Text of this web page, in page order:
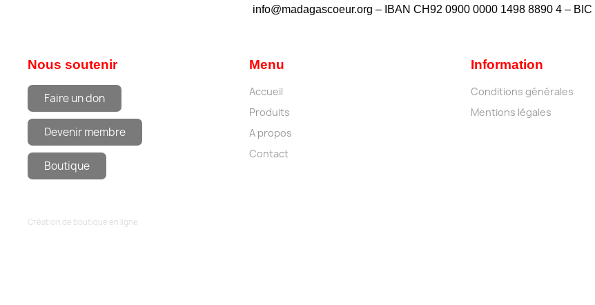
info@madagascoeur.org – IBAN CH92 0900 0000 1498 8890 4 –
Nous soutenir
Faire un don
Devenir membre
Boutique
Menu
Accueil
Produits
A propos
Contact
Information
Conditions générales
Mentions légales
Création de boutique en ligne